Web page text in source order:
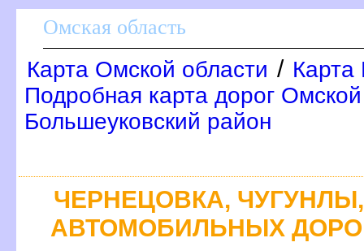
Омская область
Карта Омской области / Карта
Подробная карта дорог
Большеуковский район
ЧЕРНЕЦОВКА,
АВТОМОБИЛЬНЫХ